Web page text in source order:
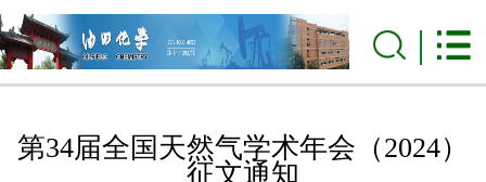
第34届全国天然气学术年会（2024）
征文通知